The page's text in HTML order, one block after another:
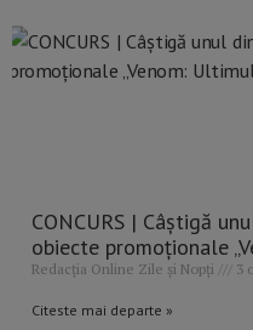
CONCURS | Câștigă
obiecte promoționale
Redacția Online Zile și Nopți 3
Citeste mai departe »